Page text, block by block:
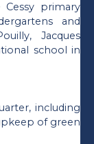
primary
and
Jacques
school in
including
of green